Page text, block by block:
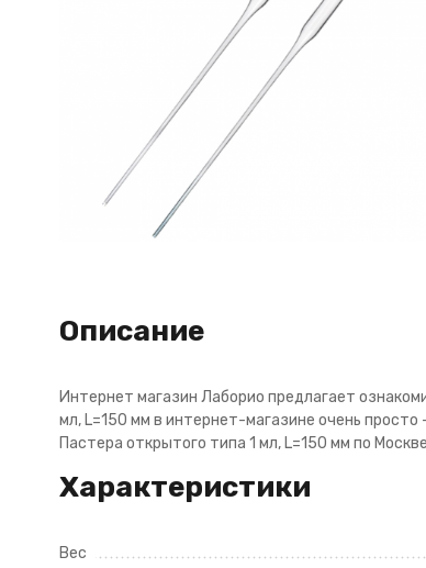
Описание
Интернет магазин Лаборио предлагает
мл, L=150 мм в интернет-магазине очень
Пастера открытого типа 1 мл, L=150 мм по
Характеристики
Вес